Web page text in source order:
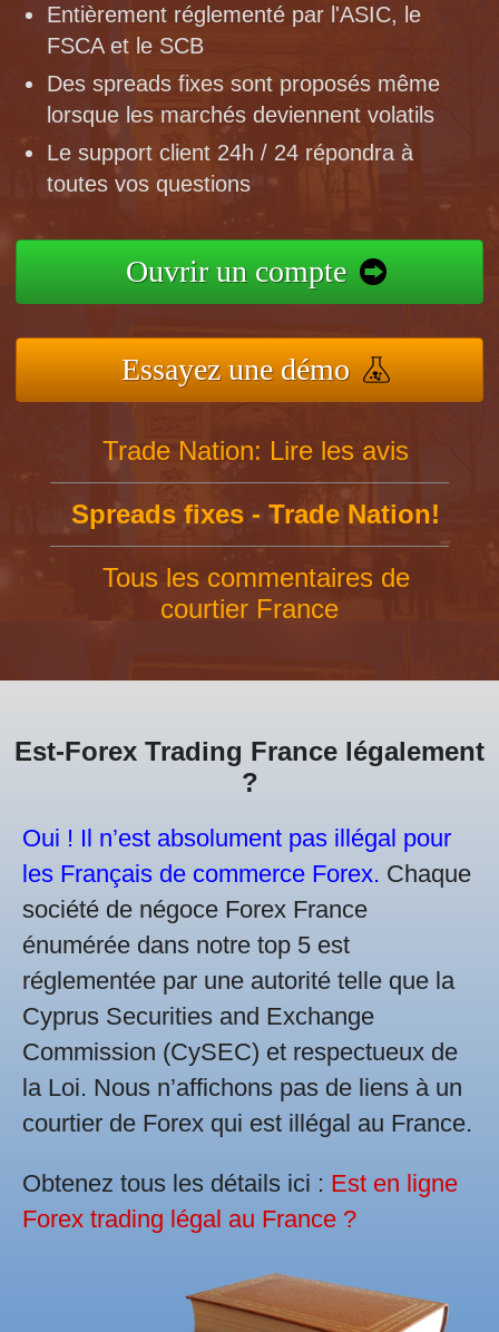
Entièrement réglementé par l'ASIC, le
FSCA et le SCB
Des spreads fixes sont proposés même
lorsque les marchés deviennent volatils
Le support client 24h / 24 répondra à
toutes vos questions
Ouvrir un compte
Essayez une démo
Trade Nation: Lire les avis
Spreads fixes - Trade Nation!
Tous les commentaires de
courtier France
Est-Forex Trading France légalement
?
Oui ! Il n’est absolument pas illégal pour
les Français de commerce Forex. Chaque
société de négoce Forex France
énumérée dans notre top 5 est
réglementée par une autorité telle que la
Cyprus Securities and Exchange
Commission (CySEC) et respectueux de
la Loi. Nous n’affichons pas de liens à un
courtier de Forex qui est illégal au France.
Obtenez tous les détails ici : Est en ligne
Forex trading légal au France ?